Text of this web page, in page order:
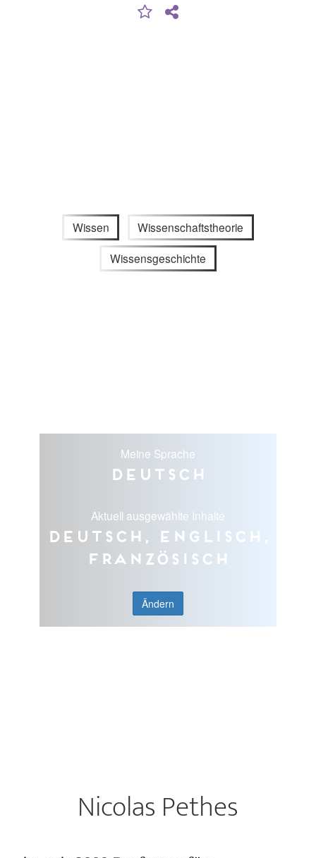
Wissen Wissenschaftstheorie
Wissensgeschichte
Meine Sprache
Deutsch
Aktuell ausgewählte Inhalte
Deutsch, Englisch,
Französisch
Ändern
Nicolas Pethes